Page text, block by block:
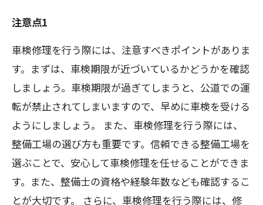
注意点1
車検修理を行う際には、注意すべきポイントがありま
す。まずは、車検期限が近づいているかどうかを確認
しましょう。車検期限が過ぎてしまうと、公道での運
転が禁止されてしまいますので、早めに車検を受ける
ようにしましょう。 また、車検修理を行う際には、
整備工場の選び方も重要です。信頼できる整備工場を
選ぶことで、安心して車検修理を任せることができま
す。また、整備士の資格や経験年数なども確認するこ
とが大切です。 さらに、車検修理を行う際には、修